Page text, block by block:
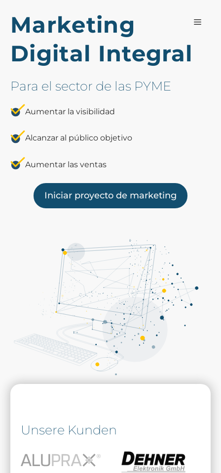
contenido
Marketing
Digital Integral
Para el sector de las PYME
Aumentar la visibilidad
Alcanzar al público objetivo
Aumentar las ventas
Iniciar proyecto de marketing
Unsere Kunden